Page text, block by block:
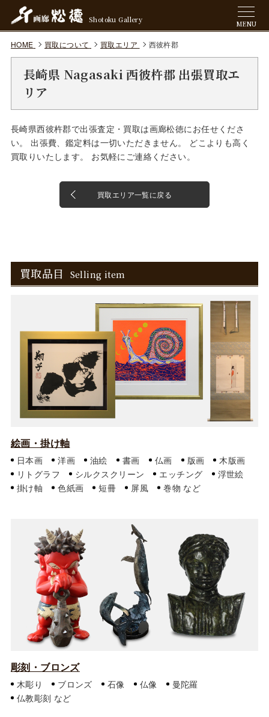
Shotoku Gallery MENU
HOME 買取について 買取エリア 西彼杵郡
長崎県 Nagasaki 西彼杵郡 出張買取エ
リア
長崎県西彼杵郡で出張査定・買取は画廊松徳にお任せくださ
い。 出張費、鑑定料は一切いただきません。 どこよりも高く
買取りいたします。 お気軽にご連絡ください。
買取エリア一覧に戻る
買取品目 Selling item
絵画・掛け軸
日本画 洋画 油絵 書画 仏画 版画
木版画
リトグラフ
シルクスクリーン エッチング
浮世絵
掛け軸
色紙画 短冊 屏風 巻物
彫刻・ブロンズ
木彫り ブロンズ 石像 仏像
曼陀羅
仏教彫刻